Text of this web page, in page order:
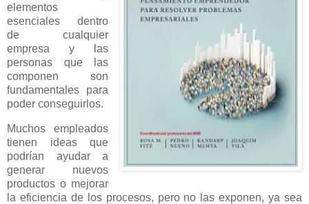
elementos
esenciales dentro
de cualquier
empresa y las
personas que las
componen son
fundamentales para
poder conseguirlos.
Muchos empleados
tienen ideas que
podrían ayudar a
generar nuevos
productos o mejorar
la eficiencia de los procesos, pero no las exponen, ya sea